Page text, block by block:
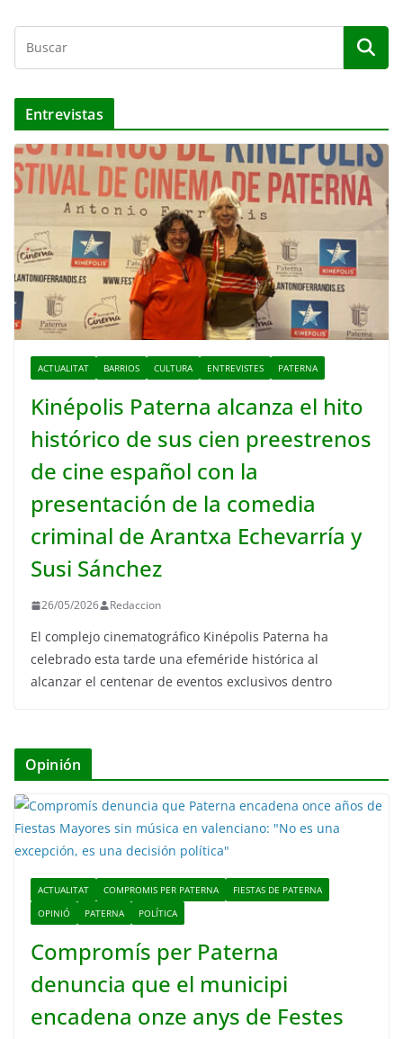
Entrevistas
ACTUALITAT BARRIOS CULTURA ENTREVISTES PATERNA
Kinépolis Paterna alcanza el hito
histórico de sus cien preestrenos
de cine español con la
presentación de la comedia
criminal de Arantxa Echevarría y
Susi Sánchez
26/05/2026 Redaccion
El complejo cinematográfico Kinépolis Paterna ha
celebrado esta tarde una efeméride histórica al
alcanzar el centenar de eventos exclusivos dentro
Opinión
ACTUALITAT COMPROMIS PER PATERNA
FIESTAS DE PATERNA
OPINIÓ
PATERNA POLÍTICA
Compromís per Paterna
denuncia que el municipi
encadena onze anys de Festes